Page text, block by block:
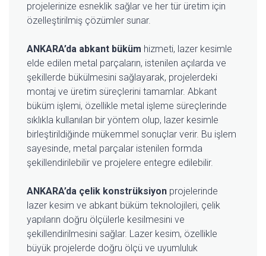
projelerinize esneklik sağlar ve her tür üretim için
özelleştirilmiş çözümler sunar.
ANKARA’da abkant büküm hizmeti, lazer kesimle
elde edilen metal parçaların, istenilen açılarda ve
şekillerde bükülmesini sağlayarak, projelerdeki
montaj ve üretim süreçlerini tamamlar. Abkant
büküm işlemi, özellikle metal işleme süreçlerinde
sıklıkla kullanılan bir yöntem olup, lazer kesimle
birleştirildiğinde mükemmel sonuçlar verir. Bu işlem
sayesinde, metal parçalar istenilen formda
şekillendirilebilir ve projelere entegre edilebilir.
ANKARA’da çelik konstrüksiyon projelerinde
lazer kesim ve abkant büküm teknolojileri, çelik
yapıların doğru ölçülerle kesilmesini ve
şekillendirilmesini sağlar. Lazer kesim, özellikle
büyük projelerde doğru ölçü ve uyumluluk